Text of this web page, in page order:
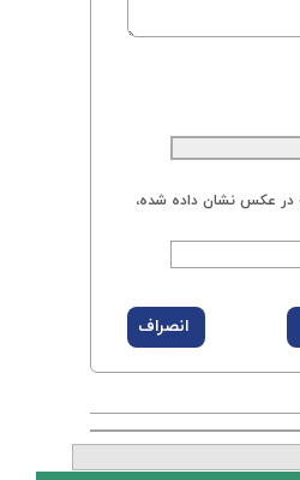
در عکس نشان داده شده،